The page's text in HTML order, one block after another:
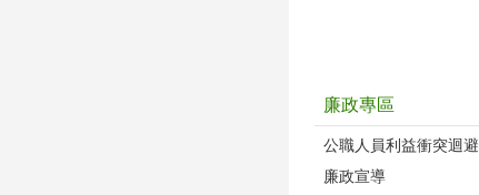
廉政專區
公職人員利益衝突迴避
廉政宣導